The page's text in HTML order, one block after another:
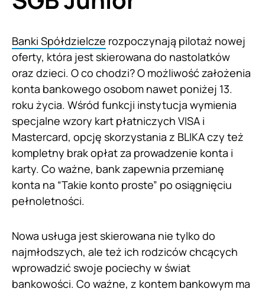
Banki Spółdzielcze rozpoczynają pilotaż nowej
oferty, która jest skierowana do nastolatków
oraz dzieci. O co chodzi? O możliwość założenia
konta bankowego osobom nawet poniżej 13.
roku życia. Wśród funkcji instytucja wymienia
specjalne wzory kart płatniczych VISA i
Mastercard, opcję skorzystania z BLIKA czy też
kompletny brak opłat za prowadzenie konta i
karty. Co ważne, bank zapewnia przemianę
konta na “Takie konto proste” po osiągnięciu
pełnoletności.
Nowa usługa jest skierowana nie tylko do
najmłodszych, ale też ich rodziców chcących
wprowadzić swoje pociechy w świat
bankowości. Co ważne, z kontem bankowym ma